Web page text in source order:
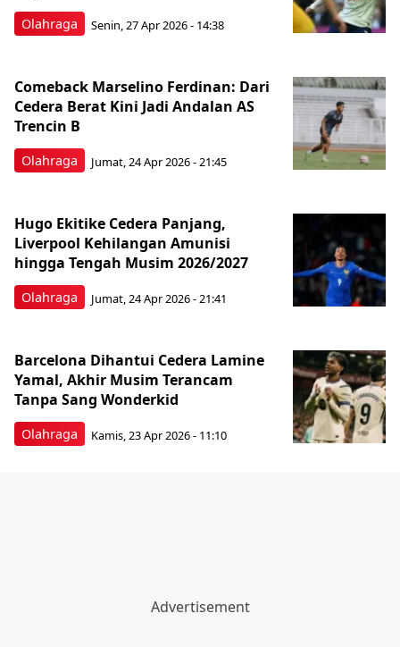
Olahraga Senin, 27 Apr 2026 - 14:38
Olahraga
Comeback Marselino Ferdinan: Dari
Cedera Berat Kini Jadi Andalan AS
Trencin B
Jumat, 24 Apr 2026 - 21:45
Olahraga
Hugo Ekitike Cedera Panjang,
Liverpool Kehilangan Amunisi
hingga Tengah Musim 2026/2027
Jumat, 24 Apr 2026 - 21:41
Olahraga
Barcelona Dihantui Cedera Lamine
Yamal, Akhir Musim Terancam
Tanpa Sang Wonderkid
Kamis, 23 Apr 2026 - 11:10